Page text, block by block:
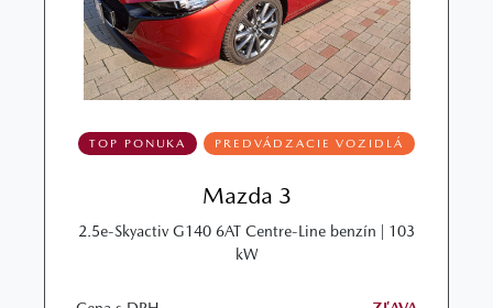
TOP PONUKA PREDVÁDZACIE VOZIDLÁ
Mazda 3
2.5e-Skyactiv G140 6AT Centre-Line benzín | 103
kW